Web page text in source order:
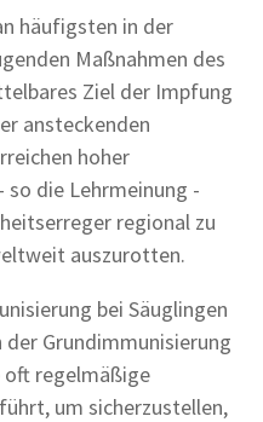
häufigsten in der
Maßnahmen des
Ziel der Impfung
ansteckenden
hoher
so die Lehrmeinung -
regional zu
auszurotten.
bei Säuglingen
Grundimmunisierung
oft regelmäßige
um sicherzustellen,